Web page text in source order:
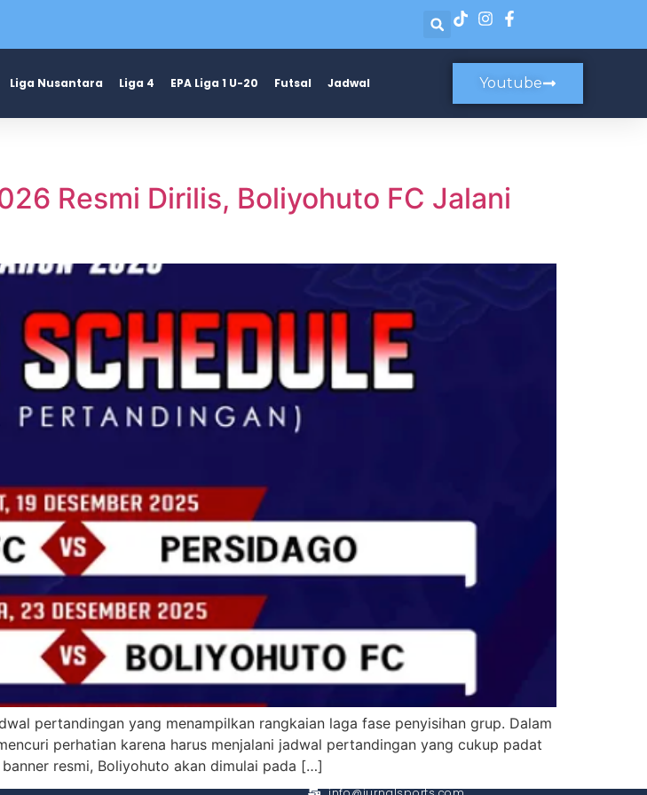
Liga Nusantara Liga 4 EPA Liga 1 U-20 Futsal Jadwal Youtube
Resmi Dirilis, Boliyohuto FC Jalani
pertandingan yang menampilkan rangkaian laga fase penyisihan grup. Dalam
perhatian karena harus menjalani jadwal pertandingan yang cukup padat
resmi, Boliyohuto akan dimulai pada […]CONTACT